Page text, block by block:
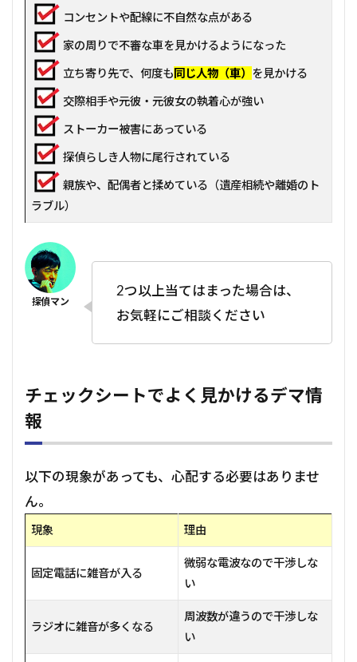
コンセントや配線に不自然な点がある
家の周りで不審な車を見かけるようになった
立ち寄り先で、何度も同じ人物（車） を見かける
交際相手や元彼・元彼女の執着心が強い
ストーカー被害にあっている
探偵らしき人物に尾行されている
親族や、配偶者と揉めている（遺産相続や離婚のト
ラブル）
2つ以上当てはまった場合は、
お気軽にご相談ください
チェックシートでよく見かけるデマ情
報
以下の現象があっても、心配する必要はありませ
ん。
現象 理由
固定電話に雑音が入る
微弱な電波なので干渉しな
い
ラジオに雑音が多くなる
周波数が違うので干渉しな
い